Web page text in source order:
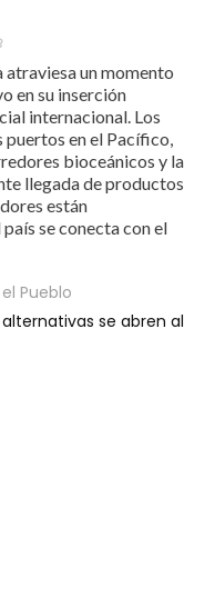
atraviesa un momento
en su inserción
internacional. Los
puertos en el Pacífico,
bioceánicos y la
llegada de productos
están
se conecta con el
Pueblo
se abren al